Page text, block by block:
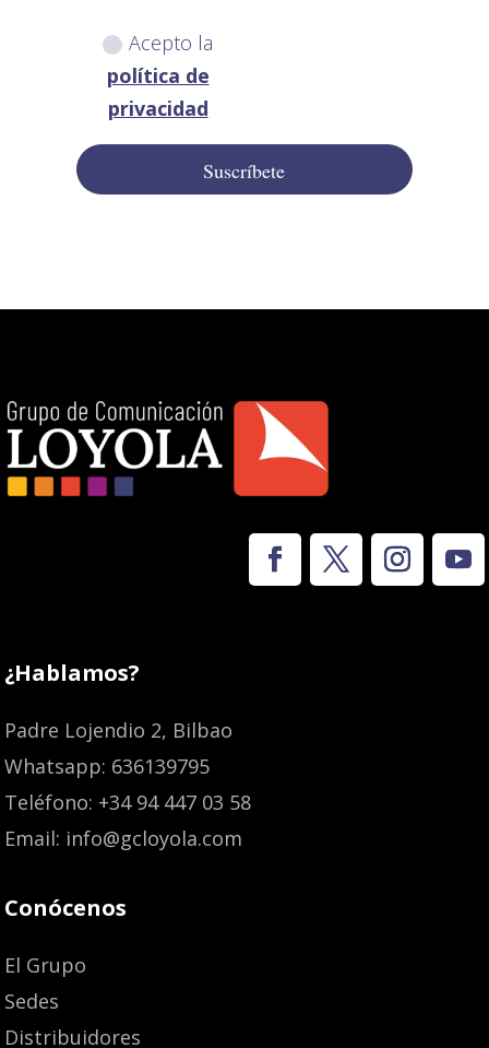
Acepto la
política de
privacidad
Suscríbete
¿Hablamos?
Padre Lojendio 2, Bilbao
Whatsapp: 636139795
Teléfono: +34 94 447 03 58
Email: info@gcloyola.com
Conócenos
El Grupo
Sedes
Distribuidores